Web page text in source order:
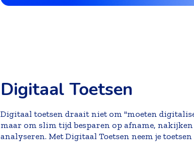
Digitaal Toetsen
Digitaal toetsen draait niet om "moeten
maar om slim tijd besparen op afname, nakijken
analyseren. Met Digitaal Toetsen neem je toetsen